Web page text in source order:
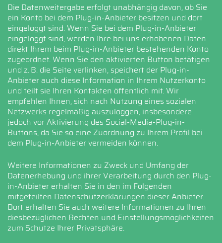
Die Datenweitergabe erfolgt unabhängig davon, ob Sie
ein Konto bei dem Plug-in-Anbieter besitzen und dort
eingeloggt sind. Wenn Sie bei dem Plug-in-Anbieter
eingeloggt sind, werden Ihre bei uns erhobenen Daten
direkt Ihrem beim Plug-in-Anbieter bestehenden Konto
zugeordnet. Wenn Sie den aktivierten Button betätigen
und z. B. die Seite verlinken, speichert der Plug-in-
Anbieter auch diese Information in Ihrem Nutzerkonto
und teilt sie Ihren Kontakten öffentlich mit. Wir
empfehlen Ihnen, sich nach Nutzung eines sozialen
Netzwerks regelmäßig auszuloggen, insbesondere
jedoch vor Aktivierung des Social-Media-Plug-in-
Buttons, da Sie so eine Zuordnung zu Ihrem Profil bei
dem Plug-in-Anbieter vermeiden können.
Weitere Informationen zu Zweck und Umfang der
Datenerhebung und ihrer Verarbeitung durch den Plug-
in-Anbieter erhalten Sie in den im Folgenden
mitgeteilten Datenschutzerklärungen dieser Anbieter.
Dort erhalten Sie auch weitere Informationen zu Ihren
diesbezüglichen Rechten und Einstellungsmöglichkeiten
zum Schutze Ihrer Privatsphäre.